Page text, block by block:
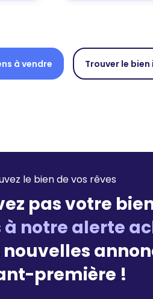
à vendre Trouver le bien
le bien de vos rêves
pas votre
notre alerte
première !